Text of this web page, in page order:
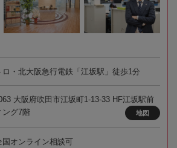
ロ・北大阪急行電鉄「江坂駅」徒歩1分
大阪府吹田市江坂町1-13-33 HF江坂駅前
ング7階
地図
国オンライン相談可